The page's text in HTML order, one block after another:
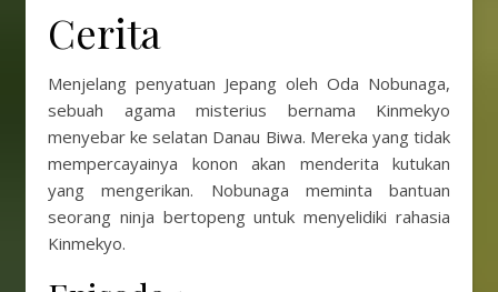
Cerita
Menjelang penyatuan Jepang oleh Oda Nobunaga,
sebuah agama misterius bernama Kinmekyo
menyebar ke selatan Danau Biwa. Mereka yang tidak
mempercayainya konon akan menderita kutukan
yang mengerikan. Nobunaga meminta bantuan
seorang ninja bertopeng untuk menyelidiki rahasia
Kinmekyo.